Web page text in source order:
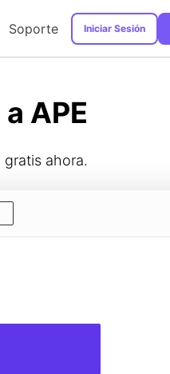
Soporte Iniciar Sesión
APE
gratis ahora.